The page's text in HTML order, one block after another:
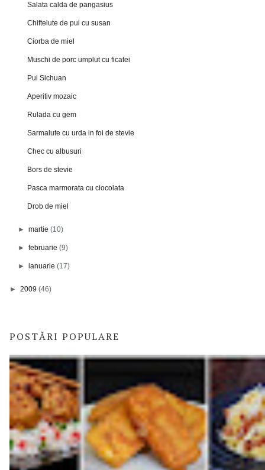
Salata calda de pangasius
Chiftelute de pui cu susan
Ciorba de miel
Muschi de porc umplut cu ficatei
Pui Sichuan
Aperitiv mozaic
Rulada cu gem
Sarmalute cu urda in foi de stevie
Chec cu albusuri
Bors de stevie
Pasca marmorata cu ciocolata
Drob de miel
►martie(10)
►februarie(9)
►ianuarie(17)
► 2009 (46)
POSTĂRI POPULARE